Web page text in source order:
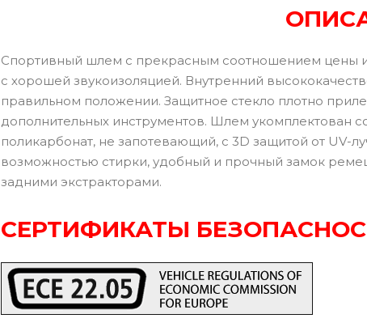
Спортивный шлем с прекрасным соотношением цены
с хорошей звукоизоляцией. Внутренний
правильном положении. Защитное стекло плотно
дополнительных инструментов. Шлем укомплектован
поликарбонат, не запотевающий, с 3D защитой от UV-
возможностью стирки, удобный и прочный замок
задними экстракторами.
СЕРТИФИКАТЫ